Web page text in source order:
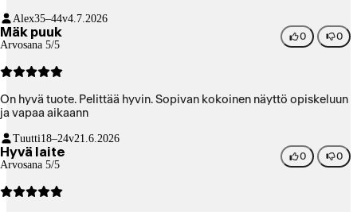
Alex35–44v4.7.2026
Mäk puuk
Arvosana 5/5
0 0
On hyvä tuote. Pelittää hyvin. Sopivan kokoinen näyttö opiskeluun
ja vapaa aikaann
Tuutti18–24v21.6.2026
Hyvä laite
Arvosana 5/5
0 0